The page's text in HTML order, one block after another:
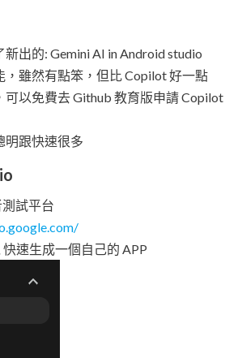
出的: Gemini AI in Android studio
，雖然有點笨，但比 Copilot 好一點
可以免費去 Github 教育版申請 Copilot
明跟快速很多
試平台
速生成一個自己的 APP